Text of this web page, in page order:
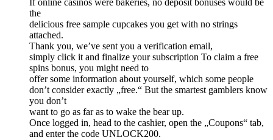
If online casinos were bakeries, no deposit bonuses would be
the
delicious free sample cupcakes you get with no strings
attached.
Thank you, we’ve sent you a verification email,
simply click it and finalize your subscription To claim a free
spins bonus, you might need to
offer some information about yourself, which some people
don’t consider exactly „free.“ But the smartest gamblers know
you don’t
want to go as far as to wake the bear up.
Once logged in, head to the cashier, open the „Coupons“ tab,
and enter the code UNLOCK200.